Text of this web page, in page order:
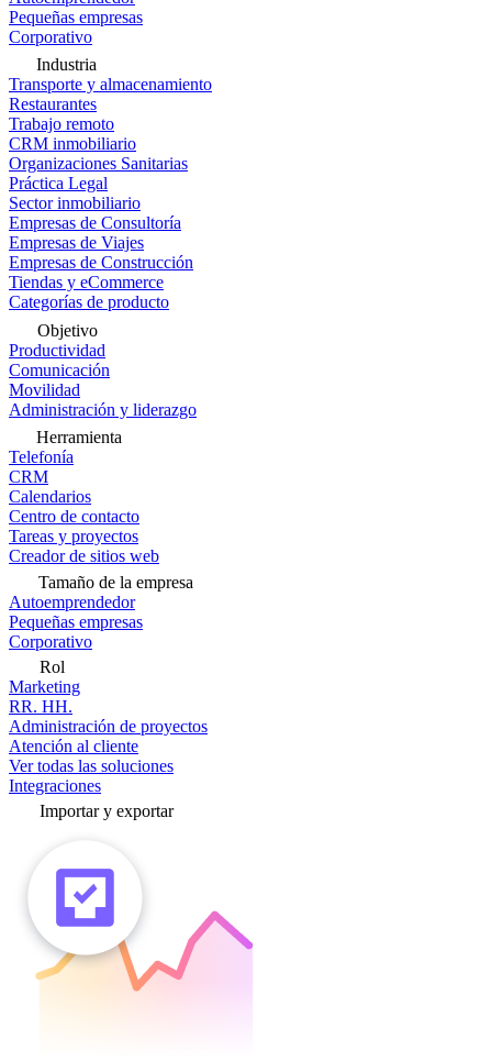
Pequeñas empresas
Corporativo
Industria
Transporte y almacenamiento
Restaurantes
Trabajo remoto
CRM inmobiliario
Organizaciones Sanitarias
Práctica Legal
Sector inmobiliario
Empresas de Consultoría
Empresas de Viajes
Empresas de Construcción
Tiendas y eCommerce
Categorías de producto
Objetivo
Productividad
Comunicación
Movilidad
Administración y liderazgo
Herramienta
Telefonía
CRM
Calendarios
Centro de contacto
Tareas y proyectos
Creador de sitios web
Tamaño de la empresa
Autoemprendedor
Pequeñas empresas
Corporativo
Rol
Marketing
RR. HH.
Administración de proyectos
Atención al cliente
Ver todas las soluciones
Integraciones
Importar y exportar